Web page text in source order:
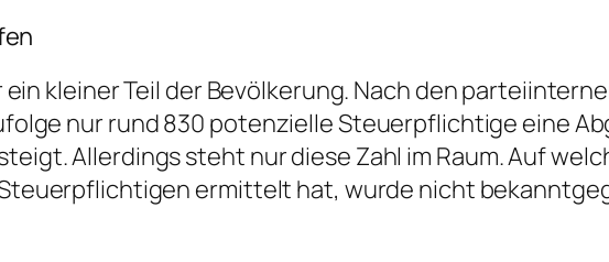
kleiner Teil der Bevölkerung. Nach den
nur rund 830 potenzielle Steuerpflichtige eine
Allerdings steht nur diese Zahl im Raum. Auf
ermittelt hat, wurde nicht